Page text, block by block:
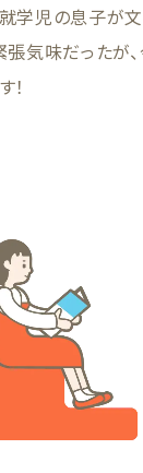
学児の息子が
気味だったが
！